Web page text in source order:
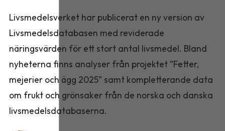
Livsmedelsverket har publicerat en ny version av
Livsmedelsdatabasen med reviderade
näringsvärden för ett stort antal livsmedel. Bland
nyheterna finns analyser från projektet ”Fetter,
mejerier och ägg 2025” samt kompletterande data
om frukt och grönsaker från de norska och danska
livsmedelsdatabaserna.